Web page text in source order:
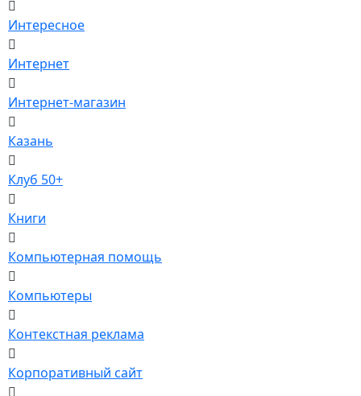
Интересное
Интернет
Интернет-магазин
Казань
Клуб 50+
Книги
Компьютерная помощь
Компьютеры
Контекстная реклама
Корпоративный сайт